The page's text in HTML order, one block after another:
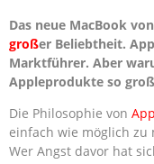
Das neue MacBook von
großer Beliebtheit.
Marktführer. Aber
Appleprodukte so
Die Philosophie von
einfach wie möglich zu
Wer Angst davor hat